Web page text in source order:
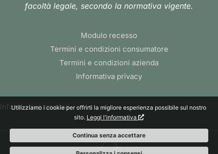
facoltà legale, secondo la normativa vigente.
Modulo recesso
Termini e condizioni consumatore
Termini e condizioni azienda
Informativa privacy
Informativa cookie
Utilizziamo i cookie per offrirti la migliore esperienza possibile sul nostro
sito. Leggi l'informativa
Continua senza accettare